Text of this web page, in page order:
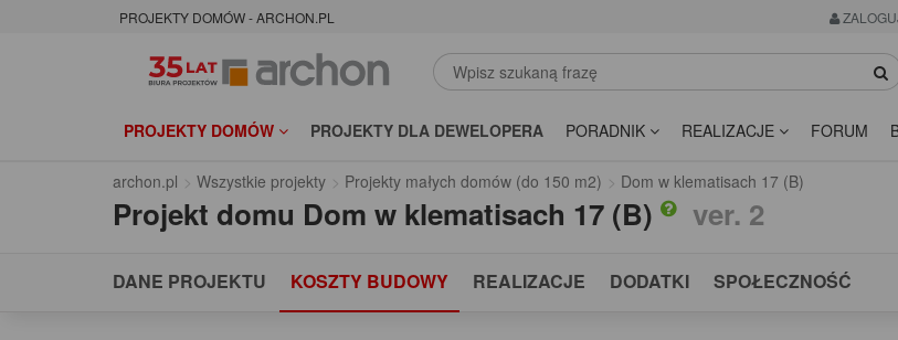
PROJEKTY DOMÓW - ARCHON.PL
PROJEKTY DOMÓW PROJEKTY DLA DEWELOPERA PORADNIK REALIZACJE FORUM
archon.pl Wszystkie projekty Projekty małych domów (do 150 m2) Dom w klematisach 17 (B)
Projekt domu Dom w klematisach 17 (B) ver. 2
DANE PROJEKTU KOSZTY BUDOWY REALIZACJE DODATKI SPOŁECZNOŚĆ